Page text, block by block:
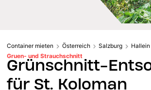
Container mieten Österreich Salzburg Hallein
Gruen- und Strauchschnitt
Grünschnitt-
für St. Koloman